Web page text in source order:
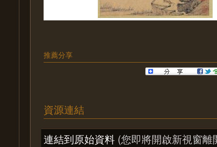
推薦分享
資源連結
連結到原始資料 (您即將開啟新視窗離